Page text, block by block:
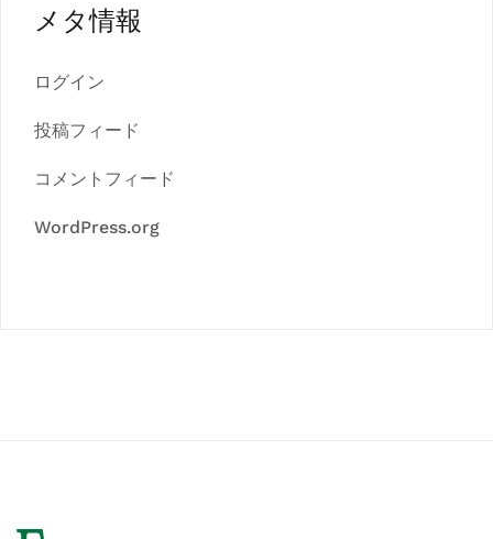
メタ情報
ログイン
投稿フィード
コメントフィード
WordPress.org